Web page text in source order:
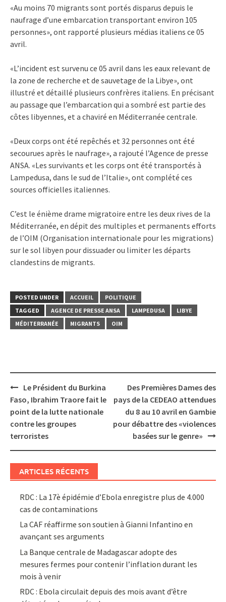
«Au moins 70 migrants sont portés disparus depuis le
naufrage d’une embarcation transportant environ 105
personnes», ont rapporté plusieurs médias italiens ce 05
avril.
«L’incident est survenu ce 05 avril dans les eaux relevant de
la zone de recherche et de sauvetage de la Libye», ont
illustré et détaillé plusieurs confrères italiens. En précisant
au passage que l’embarcation qui a sombré est partie des
côtes libyennes, et a chaviré en Méditerranée centrale.
«Deux corps ont été repêchés et 32 personnes ont été
secourues après le naufrage», a rajouté l’Agence de presse
ANSA. «Les survivants et les corps ont été transportés à
Lampedusa, dans le sud de l’Italie», ont complété ces
sources officielles italiennes.
C’est le énième drame migratoire entre les deux rives de la
Méditerranée, en dépit des multiples et permanents efforts
de l’OIM (Organisation internationale pour les migrations)
sur le sol libyen pour dissuader ou limiter les départs
clandestins de migrants.
POSTED UNDER ACCUEIL
POLITIQUE
TAGGED
AGENCE DE PRESSE ANSA LAMPEDUSA
LIBYE
MÉDITERRANÉE
MIGRANTS OIM
Post
navigation
Le Président du Burkina
Faso, Ibrahim Traore fait le
point de la lutte nationale
contre les groupes
terroristes
Des Premières Dames des
pays de la CEDEAO attendues
du 8 au 10 avril en Gambie
pour débattre des «violences
basées sur le genre»
ARTICLES RÉCENTS
RDC : La 17è épidémie d’Ebola enregistre plus de 4.000
cas de contaminations
La CAF réaffirme son soutien à Gianni Infantino en
avançant ses arguments
La Banque centrale de Madagascar adopte des
mesures fermes pour contenir l’inflation durant les
mois à venir
RDC : Ebola circulait depuis des mois avant d’être